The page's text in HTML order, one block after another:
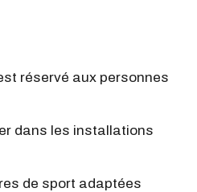
réservé aux personnes
dans les installations
de sport adaptées